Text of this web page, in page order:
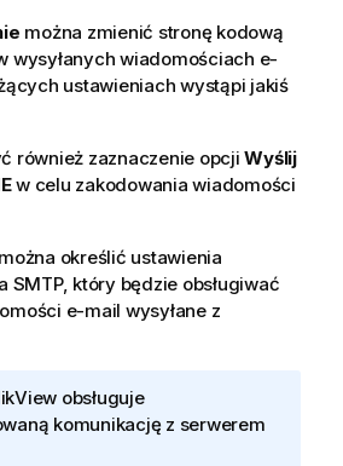
można zmienić stronę kodową
wysyłanych wiadomościach e-
ustawieniach wystąpi jakiś
również zaznaczenie opcjiWyślij
w celu zakodowania wiadomości
można określić ustawienia
SMTP, który będzie obsługiwać
e-mail wysyłane z
obsługuje
komunikację z serwerem